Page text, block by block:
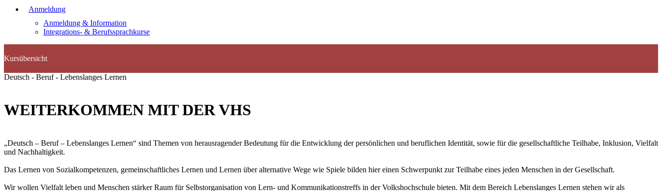
Anmeldung
Anmeldung & Information
Integrations- & Berufssprachkurse
Deutsch - Beruf - Lebenslanges Lernen
WEITERKOMMEN MIT DER VHS
„Deutsch – Beruf – Lebenslanges Lernen“ sind Themen von herausragender Bedeutung für die Entwicklung der persönlichen und beruflichen Identität, sowie für die gesellschaftliche Teilhabe, Inklusion, Vielfalt
und Nachhaltigkeit.
Das Lernen von Sozialkompetenzen, gemeinschaftliches Lernen und Lernen über alternative Wege wie Spiele bilden hier einen Schwerpunkt zur Teilhabe eines jeden Menschen in der Gesellschaft.
Wir wollen Vielfalt leben und Menschen stärker Raum für Selbstorganisation von Lern- und Kommunikationstreffs in der Volkshochschule bieten. Mit dem Bereich Lebenslanges Lernen stehen wir als